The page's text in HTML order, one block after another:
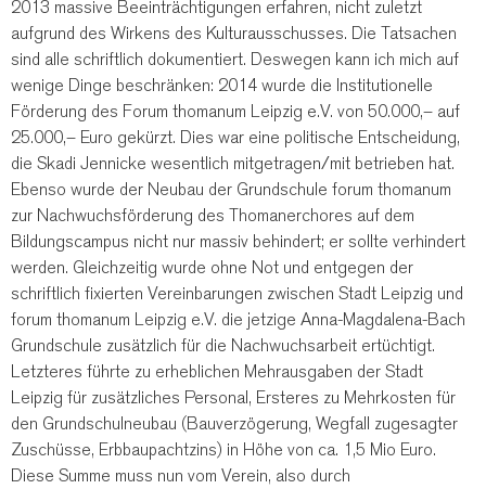
2013 massive Beeinträchtigungen erfahren, nicht zuletzt
aufgrund des Wirkens des Kulturausschusses. Die Tatsachen
sind alle schriftlich dokumentiert. Deswegen kann ich mich auf
wenige Dinge beschränken: 2014 wurde die Institutionelle
Förderung des Forum thomanum Leipzig e.V. von 50.000,– auf
25.000,– Euro gekürzt. Dies war eine politische Entscheidung,
die Skadi Jennicke wesentlich mitgetragen/mit betrieben hat.
Ebenso wurde der Neubau der Grundschule forum thomanum
zur Nachwuchsförderung des Thomanerchores auf dem
Bildungscampus nicht nur massiv behindert; er sollte verhindert
werden. Gleichzeitig wurde ohne Not und entgegen der
schriftlich fixierten Vereinbarungen zwischen Stadt Leipzig und
forum thomanum Leipzig e.V. die jetzige Anna-Magdalena-Bach
Grundschule zusätzlich für die Nachwuchsarbeit ertüchtigt.
Letzteres führte zu erheblichen Mehrausgaben der Stadt
Leipzig für zusätzliches Personal, Ersteres zu Mehrkosten für
den Grundschulneubau (Bauverzögerung, Wegfall zugesagter
Zuschüsse, Erbbaupachtzins) in Höhe von ca. 1,5 Mio Euro.
Diese Summe muss nun vom Verein, also durch